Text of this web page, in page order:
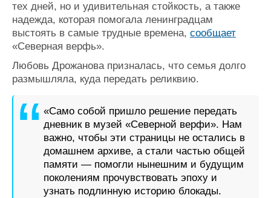
тех дней, но и удивительная стойкость, а также
надежда, которая помогала ленинградцам
выстоять в самые трудные времена, сообщает
«Северная верфь».
Любовь Дрожанова призналась, что семья долго
размышляла, куда передать реликвию.
«Само собой пришло решение передать
дневник в музей «Северной верфи». Нам
важно, чтобы эти страницы не остались в
домашнем архиве, а стали частью общей
памяти — помогли нынешним и будущим
поколениям прочувствовать эпоху и
узнать подлинную историю блокады.